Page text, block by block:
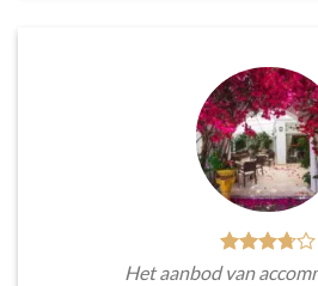
Het aanbod van